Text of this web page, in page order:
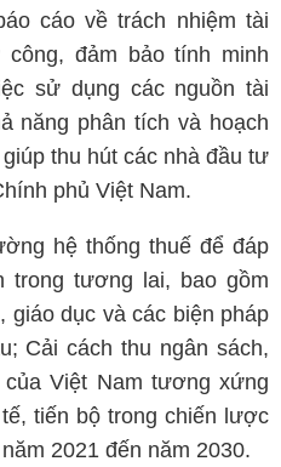
cáo về trách nhiệm tài
đảm bảo tính minh
sử dụng các nguồn tài
năng phân tích và hoạch
thu hút các nhà đầu tư
phủ Việt Nam.
hệ thống thuế để đáp
trong tương lai, bao gồm
dục và các biện pháp
Cải cách thu ngân sách,
Việt Nam tương xứng
tiến bộ trong chiến lược
2021 đến năm 2030.